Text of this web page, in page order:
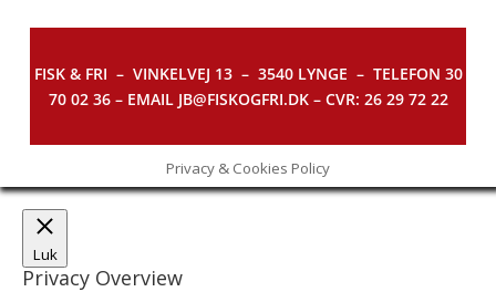
FISK & FRI – VINKELVEJ 13 – 3540 LYNGE – TELEFON 30
70 02 36 – EMAIL JB@FISKOGFRI.DK – CVR: 26 29 72 22
Privacy & Cookies Policy
Luk
Privacy Overview